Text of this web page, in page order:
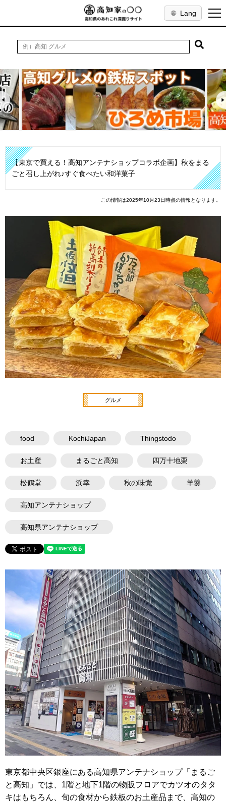
Lang
【東京で買える！高知アンテナショップコラボ企画】秋をまる
ごと召し上がれ♪すぐ食べたい和洋菓子
この情報は2025年10月23日時点の情報となります。
グルメ
food KochiJapan Thingstodo
お土産 まるごと高知 四万十地栗
松鶴堂 浜幸 秋の味覚 羊羹
高知アンテナショップ
高知県アンテナショップ
東京都中央区銀座にある高知県アンテナショップ「まるご
と高知」では、1階と地下1階の物販フロアでカツオのタタ
キはもちろん、旬の食材から鉄板のお土産品まで、高知の